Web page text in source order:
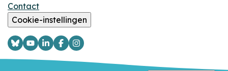
Contact
Cookie-instellingen
Logo
Bsky
Logo
YouTube
Logo
LinkedIn
Logo
Facebook
Logo
Instagram